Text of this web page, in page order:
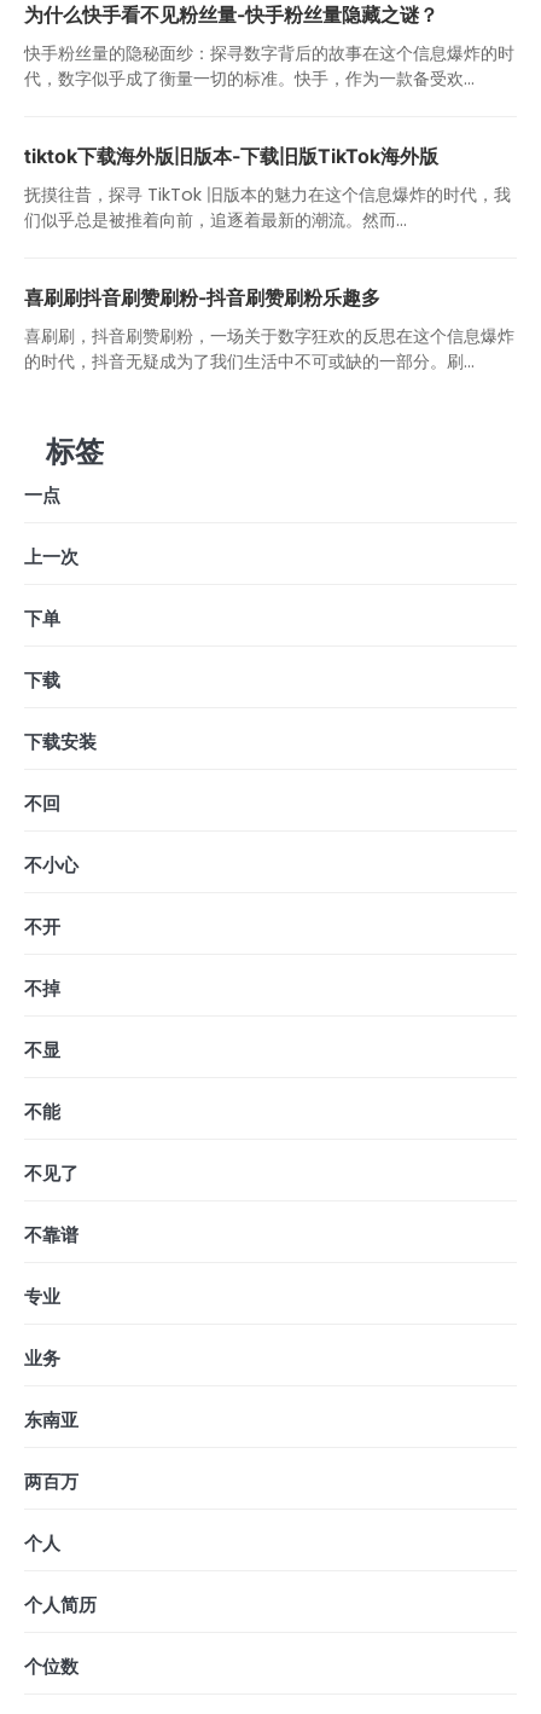
为什么快手看不见粉丝量-快手粉丝量隐藏之谜？
快手粉丝量的隐秘面纱：探寻数字背后的故事在这个信息爆炸的时
代，数字似乎成了衡量一切的标准。快手，作为一款备受欢...
tiktok下载海外版旧版本-下载旧版TikTok海外版
抚摸往昔，探寻 TikTok 旧版本的魅力在这个信息爆炸的时代，我
们似乎总是被推着向前，追逐着最新的潮流。然而...
喜刷刷抖音刷赞刷粉-抖音刷赞刷粉乐趣多
喜刷刷，抖音刷赞刷粉，一场关于数字狂欢的反思在这个信息爆炸
的时代，抖音无疑成为了我们生活中不可或缺的一部分。刷...
标签
一点
上一次
下单
下载
下载安装
不回
不小心
不开
不掉
不显
不能
不见了
不靠谱
专业
业务
东南亚
两百万
个人
个人简历
个位数